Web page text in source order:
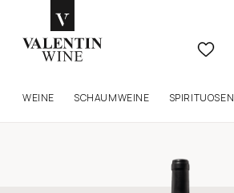
WEINE SCHAUMWEINE SPIRITUOSEN